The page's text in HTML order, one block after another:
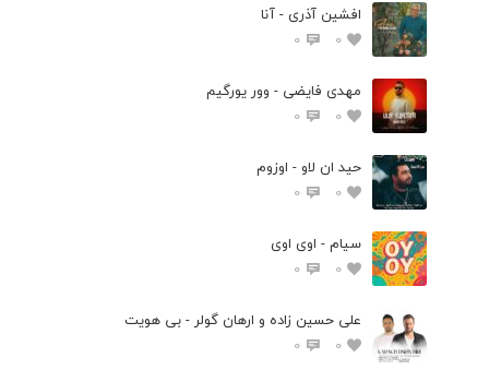
افشین آذری - آنا
0
0
مهدی فایضی - وور یورگیم
0
0
حید ان لاو - اوزوم
0
0
سیام - اوی اوی
0
0
علی حسین زاده و ارهان گولر - بی هویت
0
0